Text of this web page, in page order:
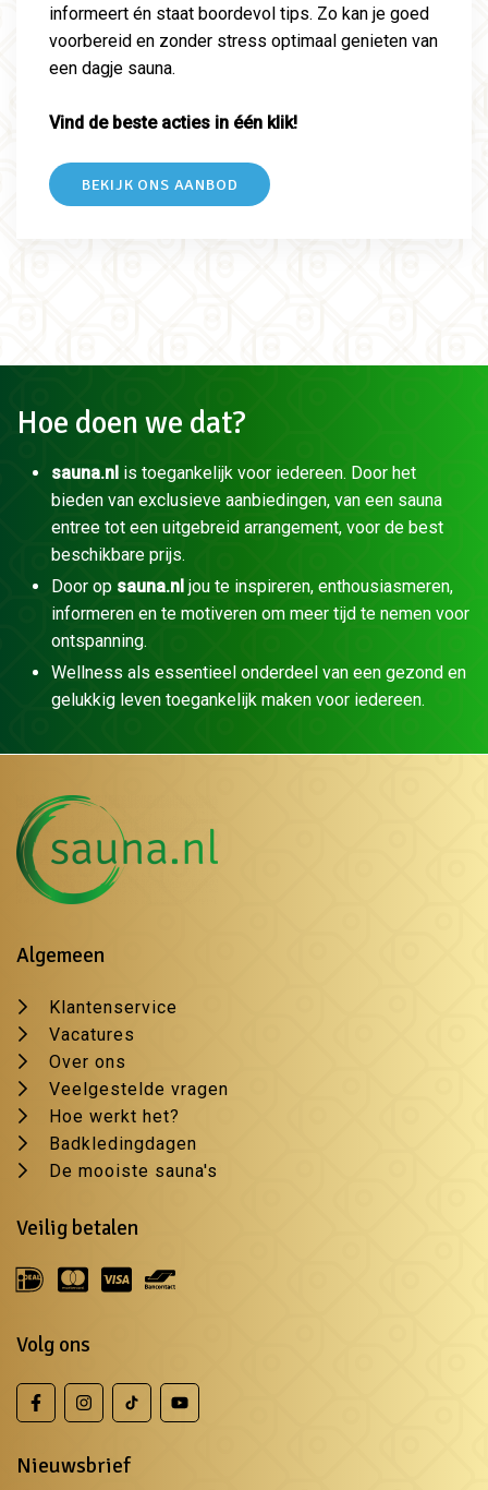
informeert én staat boordevol tips. Zo kan je goed
voorbereid en zonder stress optimaal genieten van
een dagje sauna.
Vind de beste acties in één klik!
BEKIJK ONS AANBOD
Hoe doen we dat?
sauna.nl is toegankelijk voor iedereen. Door het
bieden van exclusieve aanbiedingen, van een sauna
entree tot een uitgebreid arrangement, voor de best
beschikbare prijs.
Door op sauna.nl jou te inspireren, enthousiasmeren,
informeren en te motiveren om meer tijd te nemen voor
ontspanning.
Wellness als essentieel onderdeel van een gezond en
gelukkig leven toegankelijk maken voor iedereen.
Algemeen
Klantenservice
Vacatures
Over ons
Veelgestelde vragen
Hoe werkt het?
Badkledingdagen
De mooiste sauna's
Veilig betalen
Volg ons
Nieuwsbrief